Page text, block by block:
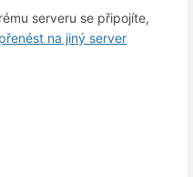
serveru se připojíte,
na jiný server